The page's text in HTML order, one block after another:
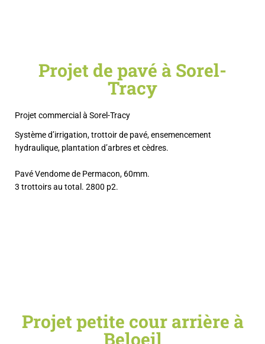
Projet de pavé à Sorel-
Tracy
Projet commercial à Sorel-Tracy
Système d’irrigation, trottoir de pavé, ensemencement
hydraulique, plantation d’arbres et cèdres.
Pavé Vendome de Permacon, 60mm.
3 trottoirs au total. 2800 p2.
Projet petite cour arrière à
Beloeil